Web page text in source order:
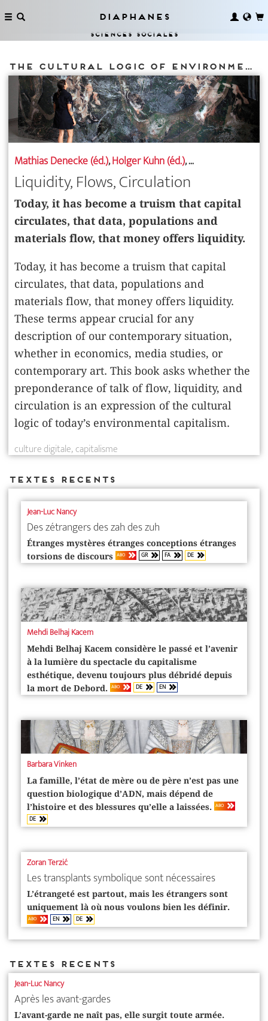
Diaphanes
Sciences sociales
The Cultural Logic of Environmentalization
Mathias Denecke (éd.),Holger Kuhn (éd.), ...
Liquidity, Flows, Circulation
Today, it has become a truism that capital
circulates, that data, populations and
materials flow, that money offers liquidity.
Today, it has become a truism that capital
circulates, that data, populations and
materials flow, that money offers liquidity.
These terms appear crucial for any
description of our contemporary situation,
whether in economics, media studies, or
contemporary art. This book asks whether the
preponderance of talk of flow, liquidity, and
circulation is an expression of the cultural
logic of today’s environmental capitalism.
culture digitale capitalisme
Textes recents
Jean-Luc Nancy
Des zétrangers des zah des zuh
Étranges mystères étranges conceptions étranges
torsions de discours ABO GR FA DE
Mehdi Belhaj Kacem
Mehdi Belhaj Kacem considère le passé et l’avenir
à la lumière du spectacle du capitalisme
esthétique, devenu toujours plus débridé depuis
la mort de Debord. ABO DE EN
Barbara Vinken
La famille, l’état de mère ou de père n’est pas une
question biologique d’ADN, mais dépend de
l’histoire et des blessures qu’elle a laissées. ABO
DE
Zoran Terzić
Les transplants symbolique sont nécessaires
L’étrangeté est partout, mais les étrangers sont
uniquement là où nous voulons bien les définir.
ABO EN DE
Textes recents
Jean-Luc Nancy
Après les avant-gardes
L’avant-garde ne naît pas, elle surgit toute armée.